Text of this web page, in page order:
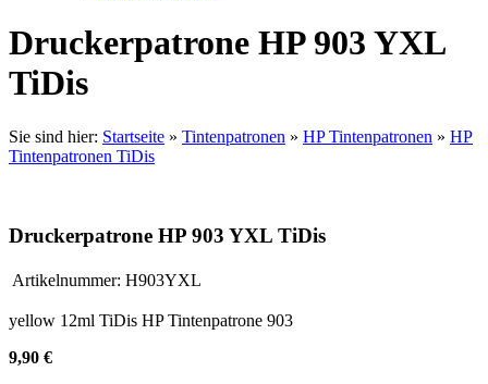
Druckerpatrone HP 903 YXL
TiDis
Sie sind hier: Startseite » Tintenpatronen » HP Tintenpatronen » HP
Tintenpatronen TiDis
Druckerpatrone HP 903 YXL TiDis
Artikelnummer: H903YXL
yellow 12ml TiDis HP Tintenpatrone 903
9,90 €